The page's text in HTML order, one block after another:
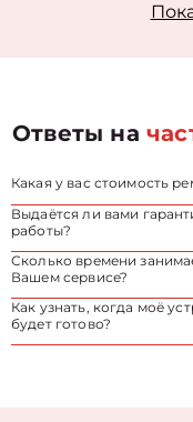
Ответы на
Какая у вас стоимость
Выдаётся ли вами
работы?
Сколько времени
Вашем сервисе?
Как узнать, когда моё
будет готово?